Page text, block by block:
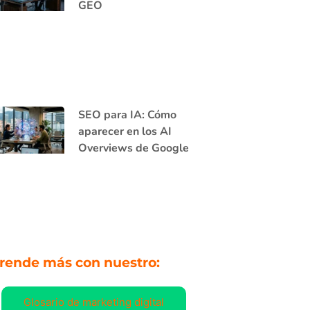
GEO
SEO para IA: Cómo
aparecer en los AI
Overviews de Google
más con nuestro:
Glosario de marketing digital